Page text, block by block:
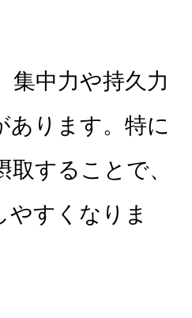
集中力や持久力
あります。特に
することで、
やすくなりま